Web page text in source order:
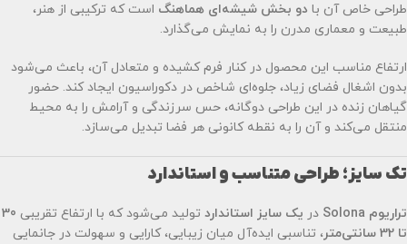
طراحی خاص آن با دو بخش شیشه‌ای هماهنگ است که ترکیبی از هنر،
طبیعت و معماری مدرن را به نمایش می‌گذارد.
ارتفاع مناسب این محصول در کنار فرم کشیده و متعادل آن، باعث می‌شود
بدون اشغال فضای زیاد، جلوه‌ای شاخص در دکوراسیون ایجاد کند. حضور
گیاهان زنده در این طراحی دوگانه، حس سرزندگی و آرامش را به محیط
منتقل می‌کند و آن را به نقطه کانونی هر فضا تبدیل می‌سازد.
تک سایز؛ طراحی متناسب و استاندارد
تراریوم Solona در یک سایز استاندارد تولید می‌شود که با ارتفاع تقریبی 30
تا 32 سانتی‌متر
، تناسبی ایده‌آل میان زیبایی، کارایی و سهولت در جانمایی